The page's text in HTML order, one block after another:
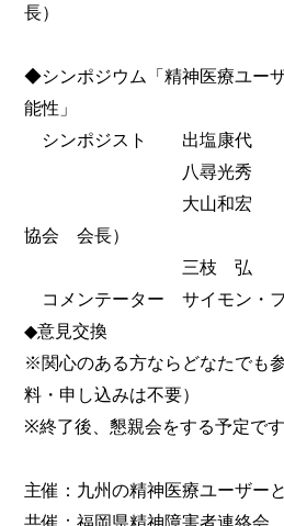
長）
◆シンポジウム「精神医療ユー
能性」
シンポジスト 出塩康代 （
八尋光秀 （弁
大山和宏 （福岡
協会 会長）
三枝 弘 （精神医
コメンテーター サイモン・
◆意見交換
※関心のある方ならどなたでも
料・申し込みは不要）
※終了後、懇親会をする予定です
主催：九州の精神医療ユーザー
共催：福岡県精神障害者連絡